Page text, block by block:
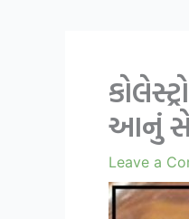
આનું
Leave a